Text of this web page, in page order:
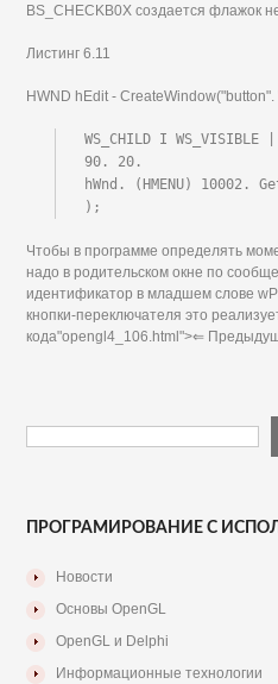
BS_CHECKB0X создается флажок
Листинг 6.11
HWND hEdit -
WS_CHILD I WS_VISIBLE
90. 20.
hWnd. (HMENU) 10002.
);
Чтобы в программе определять
надо в родительском окне по
идентификатор в младшем слове
кнопки-переключателя это
кода"opengl4_106.html">⇐
ПРОГРАМИРОВАНИЕ С
Новости
Основы OpenGL
OpenGL и Delphi
Информационные технологии